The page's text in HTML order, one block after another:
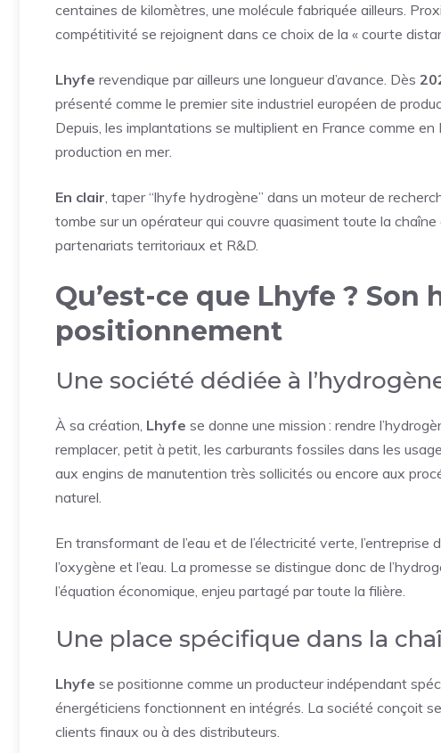
centaines de kilomètres, une molécule fabriquée ailleurs.
compétitivité se rejoignent dans ce choix de la « courte
Lhyfe revendique par ailleurs une longueur d’avance. Dès
présenté comme le premier site industriel européen de
Depuis, les implantations se multiplient en France comme
production en mer.
En clair, taper “lhyfe hydrogène” dans un moteur de
tombe sur un opérateur qui couvre quasiment toute la
partenariats territoriaux et R&D.
Qu’est-ce que Lhyfe ?
positionnement
Une société dédiée à
À sa création, Lhyfe se donne une mission : rendre
remplacer, petit à petit, les carburants fossiles dans les
aux engins de manutention très sollicités ou encore aux
naturel.
En transformant de l’eau et de l’électricité verte,
l’oxygène et l’eau. La promesse se distingue donc de
l’équation économique, enjeu partagé par toute la filière.
Une place spécifique dans la
Lhyfe se positionne comme un producteur indépendant
énergéticiens fonctionnent en intégrés. La société conçoit
clients finaux ou à des distributeurs.